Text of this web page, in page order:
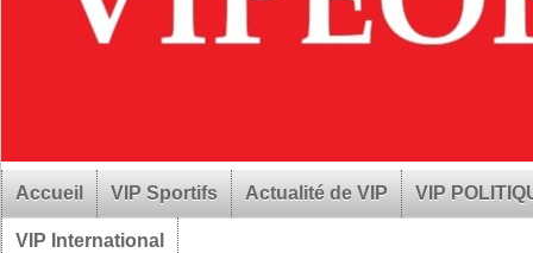
Accueil VIP Sportifs Actualité de VIP VIP
VIP International